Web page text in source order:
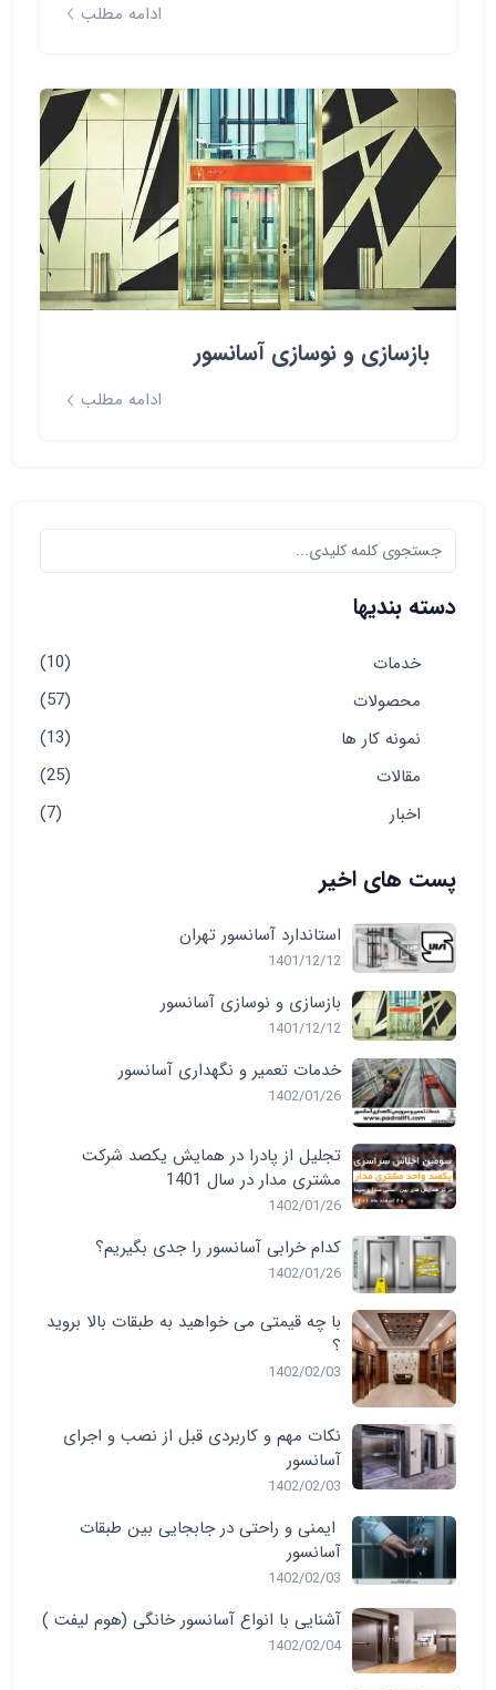
ادامه مطلب
بازسازی و نوسازی آسانسور
ادامه مطلب
دسته بندیها
خدمات
(10)
محصولات
(57)
نمونه کار ها
(13)
مقالات
(25)
اخبار
(7)
پست های اخیر
استاندارد آسانسور تهران
1401/12/12
بازسازی و نوسازی آسانسور
1401/12/12
خدمات تعمیر و نگهداری آسانسور
1402/01/26
تجلیل از پادرا در همایش یکصد شرکت
مشتری مدار در سال 1401
1402/01/26
کدام خرابی آسانسور را جدی بگیریم؟
1402/01/26
با چه قیمتی می خواهید به طبقات بالا بروید
؟
1402/02/03
نکات مهم و کاربردی قبل از نصب و اجرای
آسانسور
1402/02/03
ایمنی و راحتی در جابجایی بین طبقات
آسانسور
1402/02/03
آشنایی با انواع آسانسور خانگی (هوم لیفت )
1402/02/04